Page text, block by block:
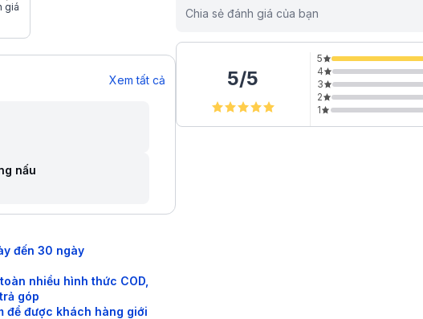
giá
Xem tất cả
nấu
đến 30 ngày
nhiều hình thức COD,
góp
để được khách hàng giới
Chia sẻ đánh giá của bạn
5/5
5
4
3
2
1